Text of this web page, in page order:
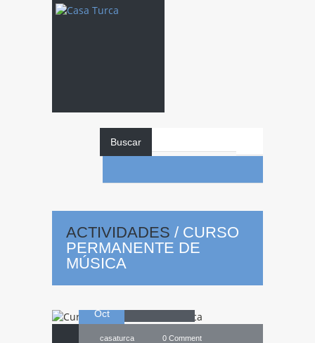
Buscar
ACTIVIDADES / CURSO
PERMANENTE DE
MÚSICA
Oct
Permanente de
casaturca 0 Comment